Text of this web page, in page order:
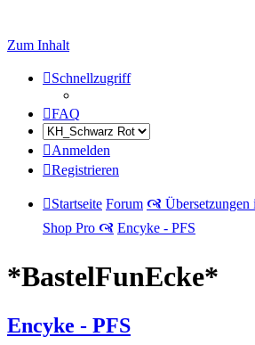
Zum Inhalt
Schnellzugriff
FAQ
Anmelden
Registrieren
Startseite Forum 🙧 Übersetzungen
Shop Pro 🙧 Encyke - PFS
*BastelFunEcke*
Encyke - PFS